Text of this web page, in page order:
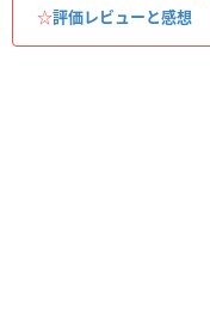
☆評価レビューと感想